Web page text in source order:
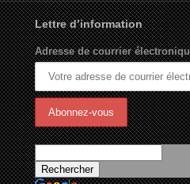
Lettre d’information
Adresse de courrier